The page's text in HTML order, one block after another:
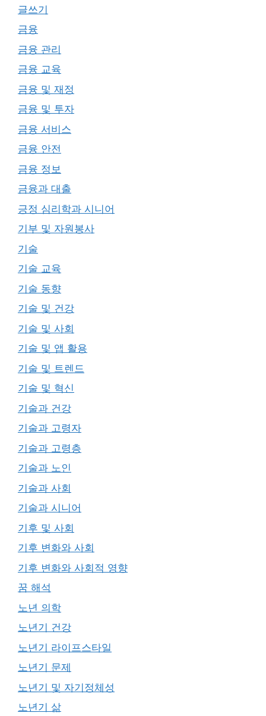
글쓰기
금융
금융 관리
금융 교육
금융 및 재정
금융 및 투자
금융 서비스
금융 안전
금융 정보
금융과 대출
긍정 심리학과 시니어
기부 및 자원봉사
기술
기술 교육
기술 동향
기술 및 건강
기술 및 사회
기술 및 앱 활용
기술 및 트렌드
기술 및 혁신
기술과 건강
기술과 고령자
기술과 고령층
기술과 노인
기술과 사회
기술과 시니어
기후 및 사회
기후 변화와 사회
기후 변화와 사회적 영향
꿈 해석
노년 의학
노년기 건강
노년기 라이프스타일
노년기 문제
노년기 및 자기정체성
노년기 삶